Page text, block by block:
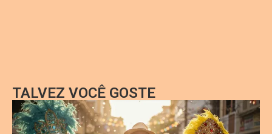
TALVEZ VOCÊ GOSTE